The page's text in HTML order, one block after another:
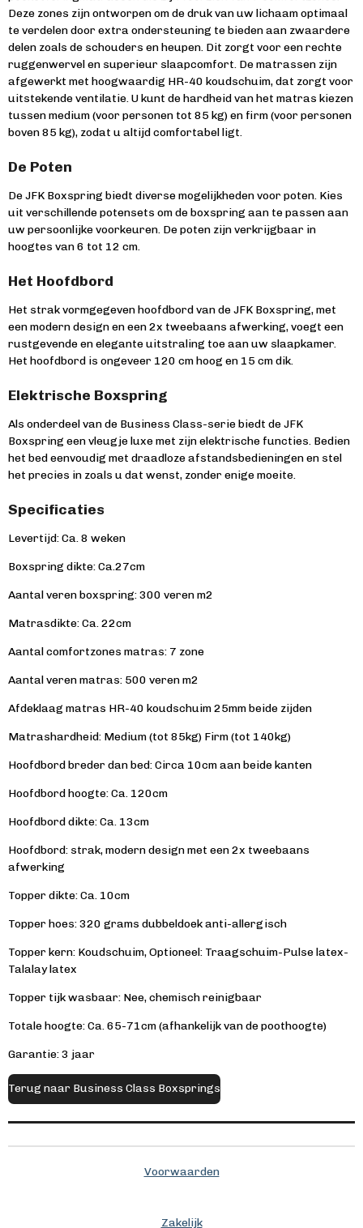
Deze zones zijn ontworpen om de druk van uw lichaam optimaal
te verdelen door extra ondersteuning te bieden aan zwaardere
delen zoals de schouders en heupen. Dit zorgt voor een rechte
ruggenwervel en superieur slaapcomfort. De matrassen zijn
afgewerkt met hoogwaardig HR-40 koudschuim, dat zorgt voor
uitstekende ventilatie. U kunt de hardheid van het matras kiezen
tussen medium (voor personen tot 85 kg) en firm (voor personen
boven 85 kg), zodat u altijd comfortabel ligt.
De Poten
De JFK Boxspring biedt diverse mogelijkheden voor poten. Kies
uit verschillende potensets om de boxspring aan te passen aan
uw persoonlijke voorkeuren. De poten zijn verkrijgbaar in
hoogtes van 6 tot 12 cm.
Het Hoofdbord
Het strak vormgegeven hoofdbord van de JFK Boxspring, met
een modern design en een 2x tweebaans afwerking, voegt een
rustgevende en elegante uitstraling toe aan uw slaapkamer.
Het hoofdbord is ongeveer 120 cm hoog en 15 cm dik.
Elektrische Boxspring
Als onderdeel van de Business Class-serie biedt de JFK
Boxspring een vleugje luxe met zijn elektrische functies. Bedien
het bed eenvoudig met draadloze afstandsbedieningen en stel
het precies in zoals u dat wenst, zonder enige moeite.
Specificaties
Levertijd: Ca. 8 weken
Boxspring dikte: Ca.27cm
Aantal veren boxspring: 300 veren m2
Matrasdikte: Ca. 22cm
Aantal comfortzones matras: 7 zone
Aantal veren matras: 500 veren m2
Afdeklaag matras HR-40 koudschuim 25mm beide zijden
Matrashardheid: Medium (tot 85kg) Firm (tot 140kg)
Hoofdbord breder dan bed: Circa 10cm aan beide kanten
Hoofdbord hoogte: Ca. 120cm
Hoofdbord dikte: Ca. 13cm
Hoofdbord: strak, modern design met een 2x tweebaans
afwerking
Topper dikte: Ca. 10cm
Topper hoes: 320 grams dubbeldoek anti-allergisch
Topper kern: Koudschuim, Optioneel: Traagschuim-Pulse latex-
Talalay latex
Topper tijk wasbaar: Nee, chemisch reinigbaar
Totale hoogte: Ca. 65-71cm (afhankelijk van de poothoogte)
Garantie: 3 jaar
Terug naar Business Class Boxsprings
Voorwaarden
Zakelijk